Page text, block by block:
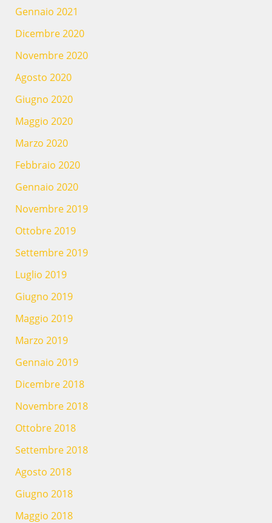
Gennaio 2021
Dicembre 2020
Novembre 2020
Agosto 2020
Giugno 2020
Maggio 2020
Marzo 2020
Febbraio 2020
Gennaio 2020
Novembre 2019
Ottobre 2019
Settembre 2019
Luglio 2019
Giugno 2019
Maggio 2019
Marzo 2019
Gennaio 2019
Dicembre 2018
Novembre 2018
Ottobre 2018
Settembre 2018
Agosto 2018
Giugno 2018
Maggio 2018